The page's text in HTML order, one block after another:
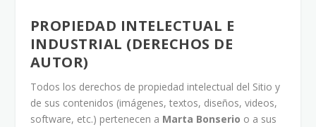
PROPIEDAD INTELECTUAL E
INDUSTRIAL (DERECHOS DE
AUTOR)
Todos los derechos de propiedad intelectual del Sitio y
de sus contenidos (imágenes, textos, diseños, videos,
software, etc.) pertenecen a Marta Bonserio o a sus